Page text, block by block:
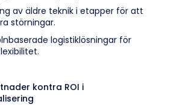
av äldre teknik i etapper för att
störningar.
logistiklösningar för
kontra ROI i